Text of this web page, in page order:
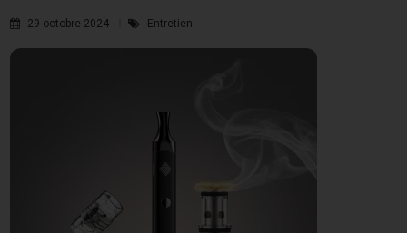
29 octobre 2024 Entretien